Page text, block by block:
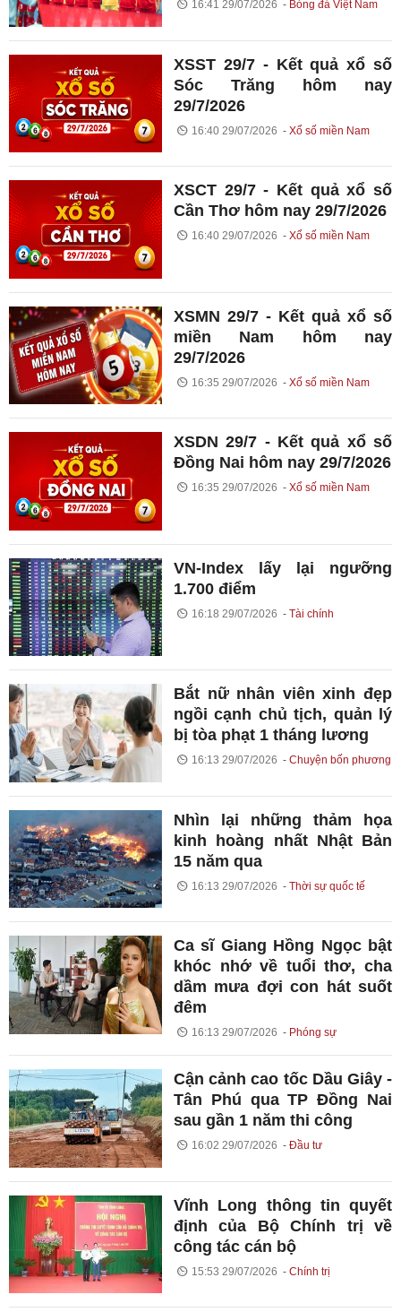
16:41 29/07/2026 Bóng đá Việt Nam
XSST 29/7 - Kết quả xổ số
Sóc Trăng hôm nay
29/7/2026
16:40 29/07/2026 Xổ số miền Nam
XSCT 29/7 - Kết quả xổ số
Cần Thơ hôm nay 29/7/2026
16:40 29/07/2026 Xổ số miền Nam
XSMN 29/7 - Kết quả xổ số
miền Nam hôm nay
29/7/2026
16:35 29/07/2026 Xổ số miền Nam
XSDN 29/7 - Kết quả xổ số
Đồng Nai hôm nay 29/7/2026
16:35 29/07/2026 Xổ số miền Nam
VN-Index lấy lại ngưỡng
1.700 điểm
16:18 29/07/2026 Tài chính
Bắt nữ nhân viên xinh đẹp
ngồi cạnh chủ tịch, quản lý
bị tòa phạt 1 tháng lương
16:13 29/07/2026 Chuyện bốn phương
Nhìn lại những thảm họa
kinh hoàng nhất Nhật Bản
15 năm qua
16:13 29/07/2026 Thời sự quốc tế
Ca sĩ Giang Hồng Ngọc bật
khóc nhớ về tuổi thơ, cha
dầm mưa đợi con hát suốt
đêm
16:13 29/07/2026 Phóng sự
Cận cảnh cao tốc Dầu Giây -
Tân Phú qua TP Đồng Nai
sau gần 1 năm thi công
16:02 29/07/2026 Đầu tư
Vĩnh Long thông tin quyết
định của Bộ Chính trị về
công tác cán bộ
15:53 29/07/2026 Chính trị